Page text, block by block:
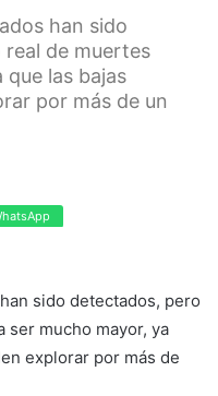
han sido
de muertes
las bajas
por más de un
sido detectados, pero
mucho mayor, ya
explorar por más de